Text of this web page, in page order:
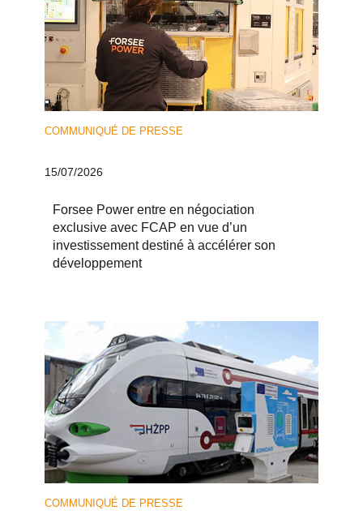
COMMUNIQUÉ DE PRESSE
15/07/2026
Forsee Power entre en négociation
exclusive avec FCAP en vue d’un
investissement destiné à accélérer son
développement
COMMUNIQUÉ DE PRESSE